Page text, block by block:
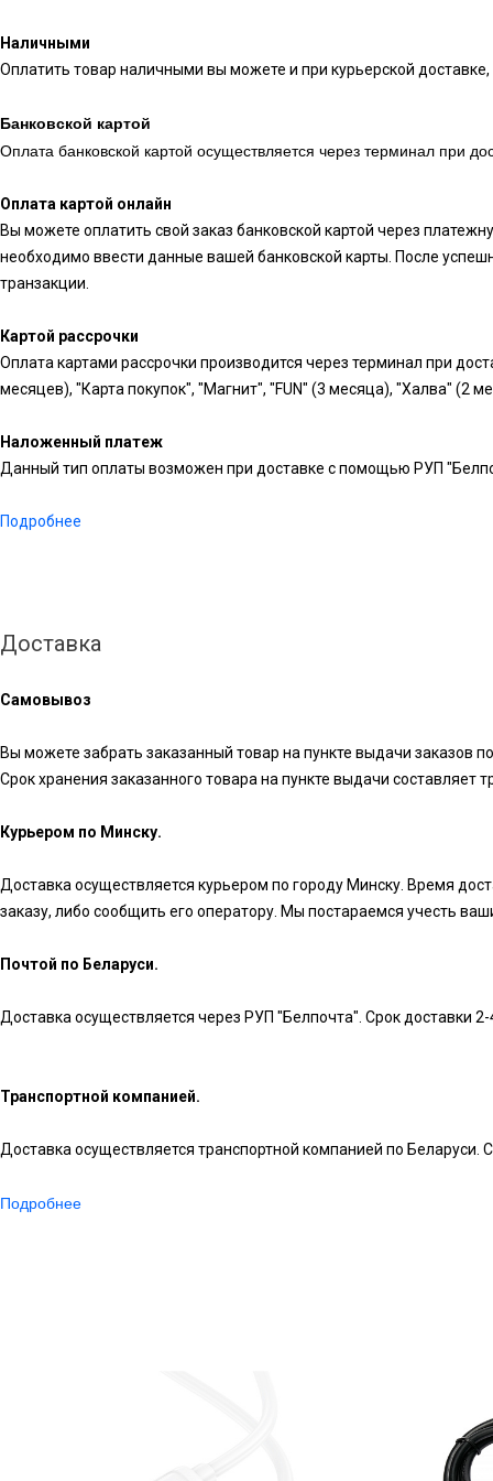
Наличными
Оплатить товар наличными вы можете и при курьерской
Банковской картой
Оплата банковской картой осуществляется через терминал при
Оплата картой онлайн
Вы можете оплатить свой заказ банковской картой через
необходимо ввести данные вашей банковской карты. После
транзакции.
Картой рассрочки
Оплата картами рассрочки производится через терминал при
месяцев), "Карта покупок", "Магнит", "FUN" (3 месяца), "Халва" (2
Наложенный платеж
Данный тип оплаты возможен при доставке с помощью РУП
Подробнее
Доставка
Самовывоз
Вы можете забрать заказанный товар на пункте выдачи заказов
Срок хранения заказанного товара на пункте выдачи составляет
Курьером по Минску.
Доставка осуществляется курьером по городу Минску. Время
заказу, либо сообщить его оператору. Мы постараемся учесть
Почтой по Беларуси.
Доставка осуществляется через РУП "Белпочта". Срок доставки
Транспортной компанией.
Доставка осуществляется транспортной компанией по Беларуси.
Подробнее